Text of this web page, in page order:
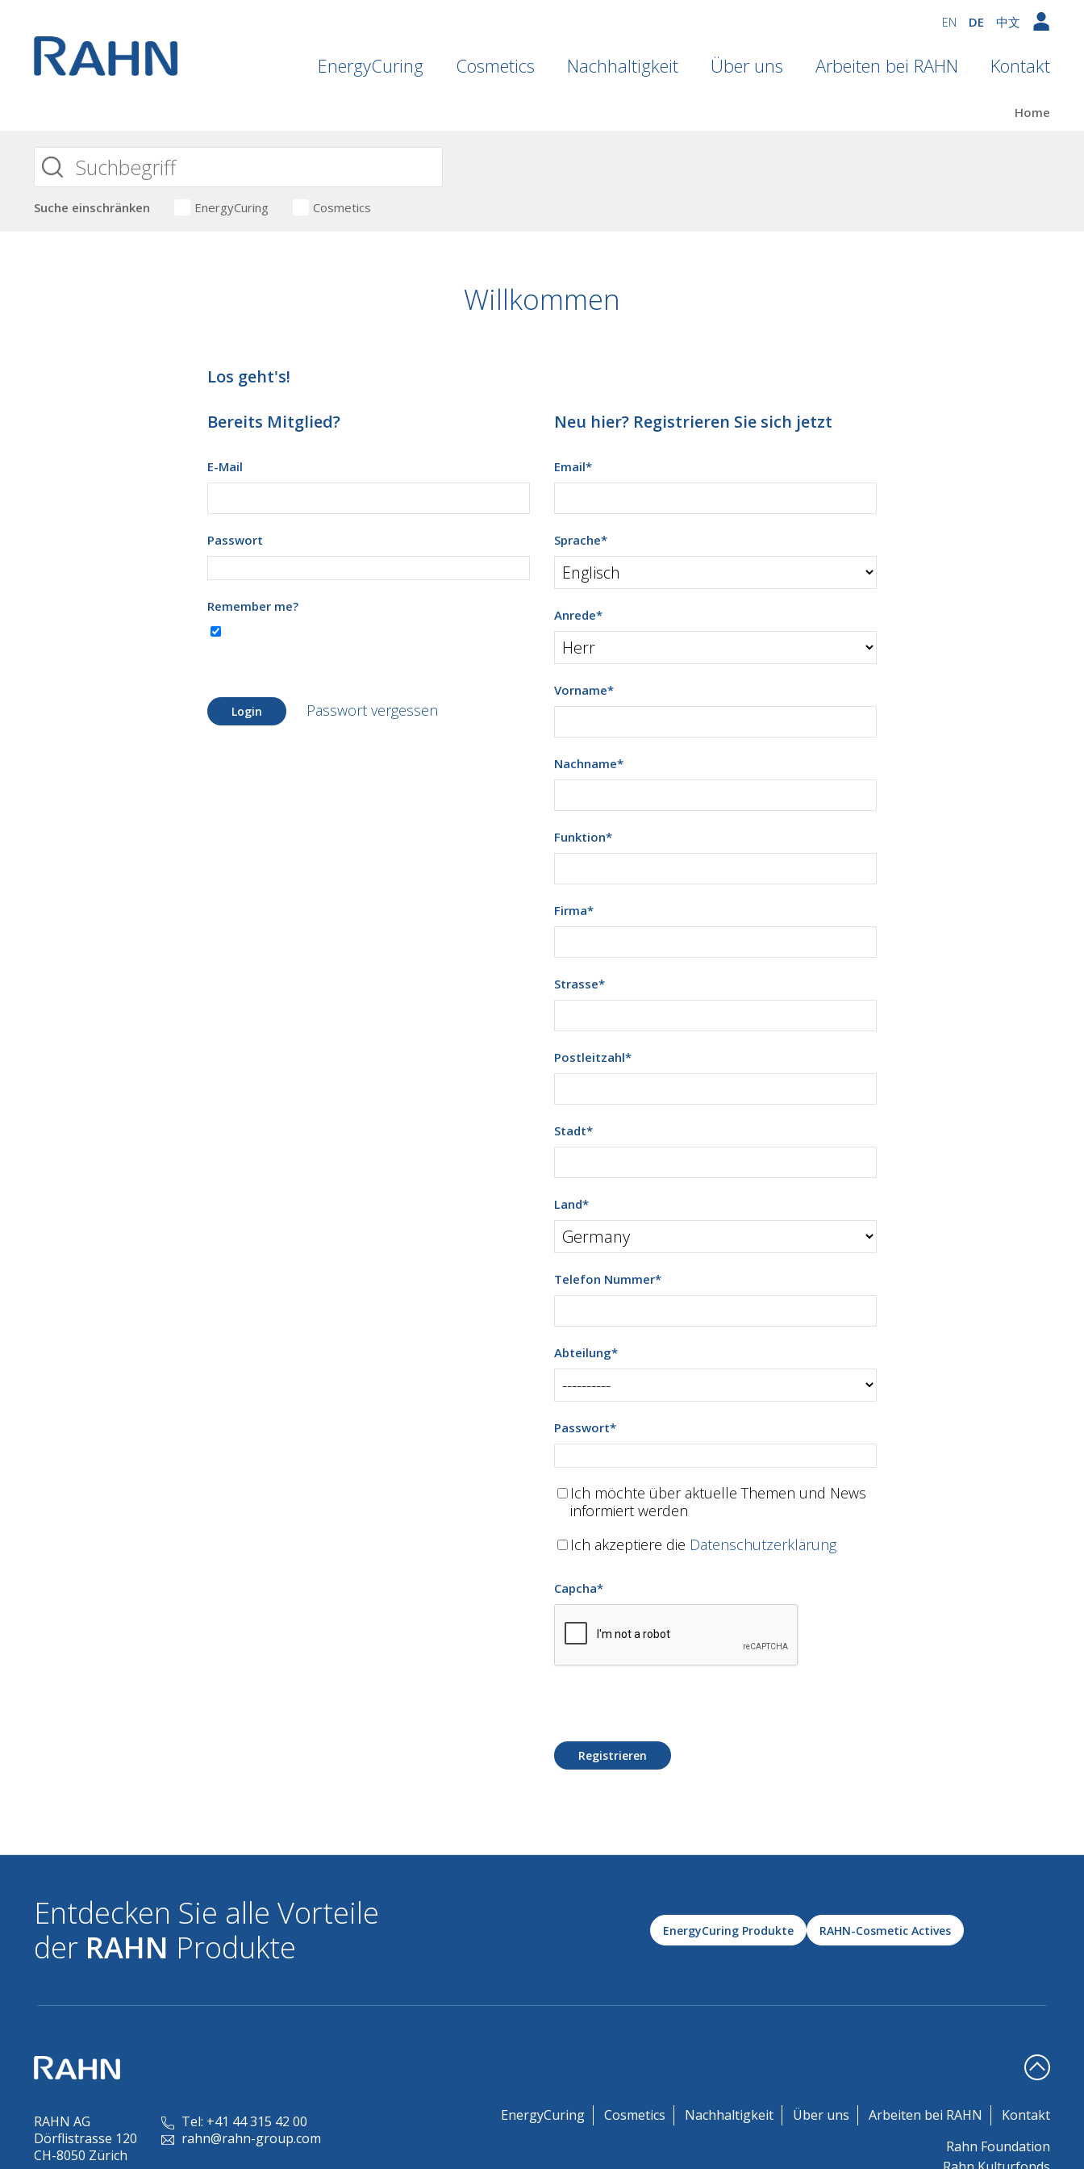
EN DE 中文
EnergyCuring Cosmetics Nachhaltigkeit Über uns Arbeiten bei RAHN Kontakt
Home
Suche einschränken EnergyCuring Cosmetics
Willkommen
Los geht's!
Bereits Mitglied?
E-Mail
Passwort
Remember me?
Login Passwort vergessen
Neu hier? Registrieren Sie sich jetzt
Email*
Sprache*
Anrede*
Vorname*
Nachname*
Funktion*
Firma*
Strasse*
Postleitzahl*
Stadt*
Land*
Telefon Nummer*
Abteilung*
Passwort*
Ich möchte über aktuelle Themen und News
informiert werden
Ich akzeptiere die Datenschutzerklärung
Capcha*
Registrieren
Entdecken Sie alle Vorteile
der RAHN Produkte EnergyCuring Produkte RAHN-Cosmetic Actives
RAHN AG
Dörflistrasse 120
CH-8050 Zürich
Tel: +41 44 315 42 00
rahn@rahn-group.com
EnergyCuring Cosmetics Nachhaltigkeit Über uns Arbeiten bei RAHN
Kontakt
Rahn Foundation